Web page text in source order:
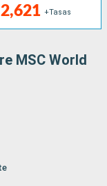
+Tasas
MSC World